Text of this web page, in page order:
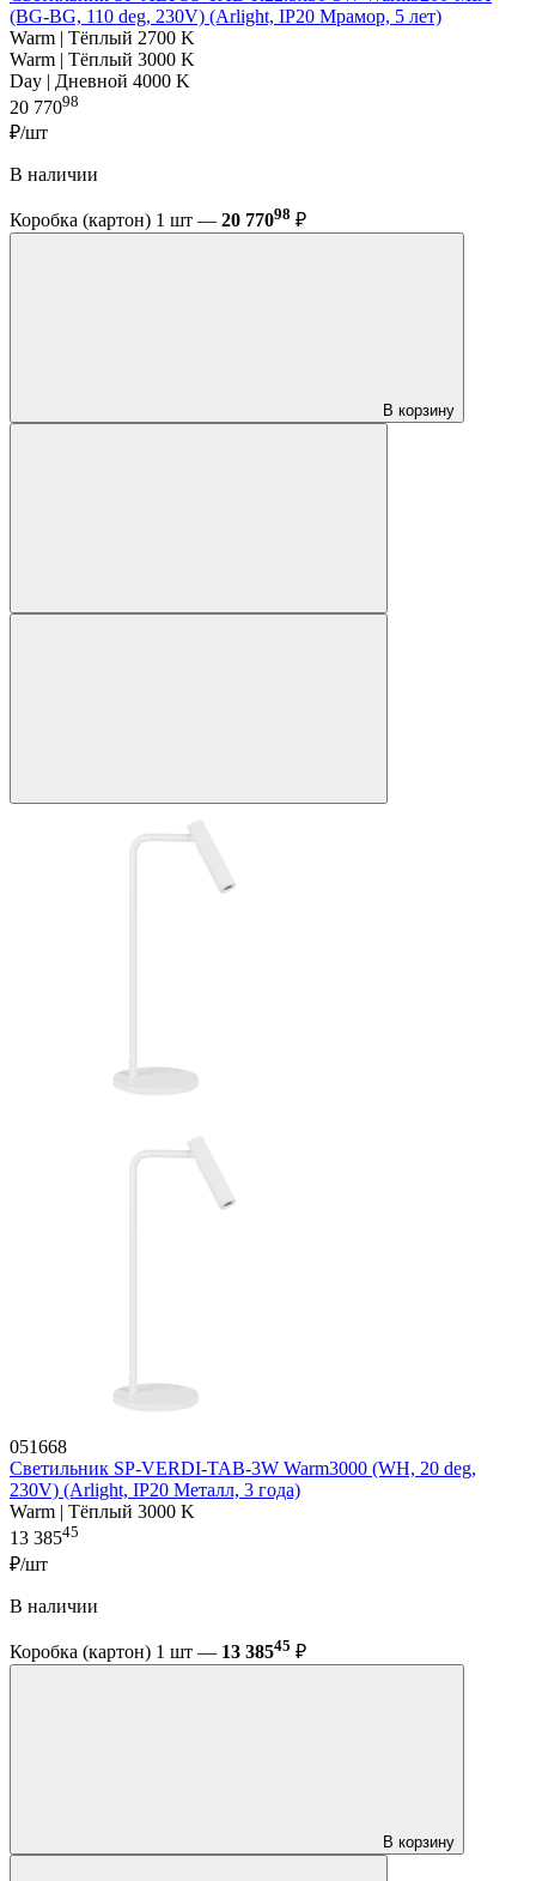
(BG-BG, 110 deg, 230V) (Arlight, IP20 Мрамор, 5 лет)
Warm | Тёплый 2700 K
Warm | Тёплый 3000 K
Day | Дневной 4000 K
20 77098
₽/шт
В наличии
Коробка (картон) 1 шт — 20 77098 ₽
В корзину
051668
Светильник SP-VERDI-TAB-3W Warm3000 (WH, 20 deg,
230V) (Arlight, IP20 Металл, 3 года)
Warm | Тёплый 3000 K
13 38545
₽/шт
В наличии
Коробка (картон) 1 шт — 13 38545 ₽
В корзину